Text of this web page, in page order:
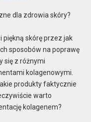
dla zdrowia skóry?
piękną skórę przez jak
sposobów na poprawę
się z różnymi
kolagenowymi.
produkty faktycznie
warto
kolagenem?